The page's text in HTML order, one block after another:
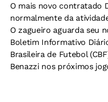
O mais novo contratado
normalmente da
O zagueiro aguarda seu
Boletim Informativo
Brasileira de Futebol
Benazzi nos próximos